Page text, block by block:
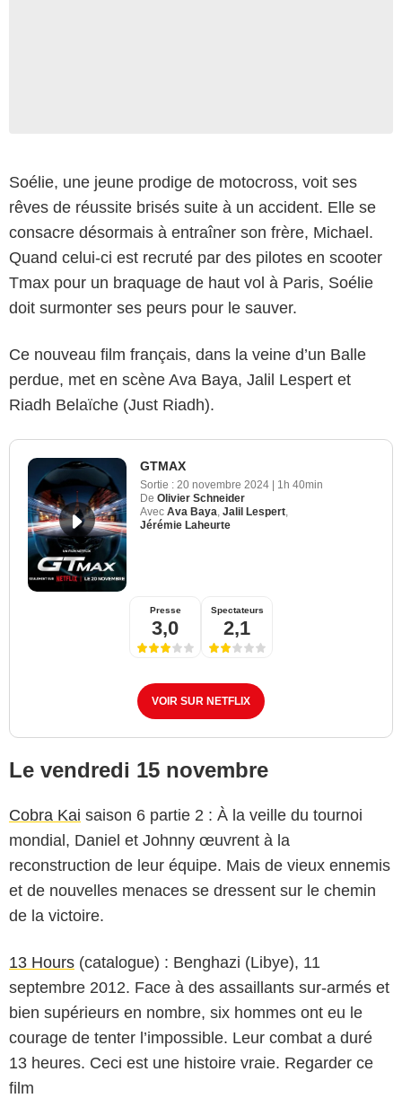
Soélie, une jeune prodige de motocross, voit ses
rêves de réussite brisés suite à un accident. Elle se
consacre désormais à entraîner son frère, Michael.
Quand celui-ci est recruté par des pilotes en scooter
Tmax pour un braquage de haut vol à Paris, Soélie
doit surmonter ses peurs pour le sauver.
Ce nouveau film français, dans la veine d’un Balle
perdue, met en scène Ava Baya, Jalil Lespert et
Riadh Belaïche (Just Riadh).
GTMAX
Sortie : 20 novembre 2024 | 1h 40min
De Olivier Schneider
Avec Ava Baya Jalil Lespert
Jérémie Laheurte
Presse
3,0
Spectateurs
2,1
VOIR SUR NETFLIX
Le vendredi 15 novembre
Cobra Kai saison 6 partie 2 : À la veille du tournoi
mondial, Daniel et Johnny œuvrent à la
reconstruction de leur équipe. Mais de vieux ennemis
et de nouvelles menaces se dressent sur le chemin
de la victoire.
13 Hours (catalogue) : Benghazi (Libye), 11
septembre 2012. Face à des assaillants sur-armés et
bien supérieurs en nombre, six hommes ont eu le
courage de tenter l’impossible. Leur combat a duré
13 heures. Ceci est une histoire vraie. Regarder ce
film